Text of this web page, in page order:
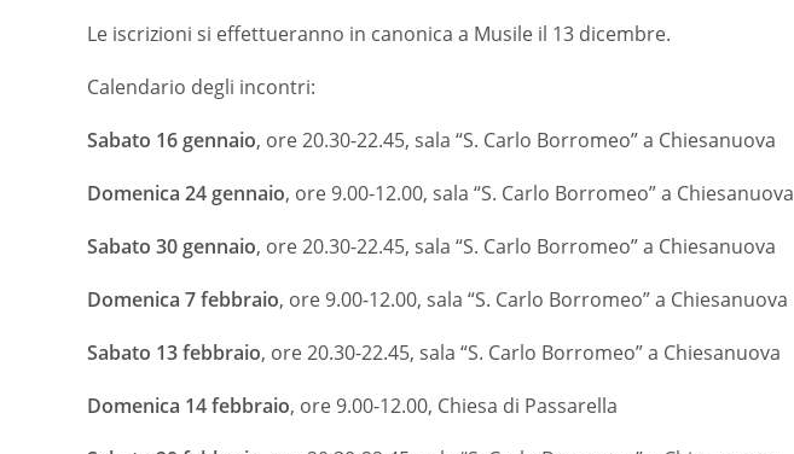
Le iscrizioni si effettueranno in canonica a Musile il 13 dicembre.
Calendario degli incontri:
Sabato 16 gennaio, ore 20.30-22.45, sala “S. Carlo Borromeo” a Chiesanuova
Domenica 24 gennaio, ore 9.00-12.00, sala “S. Carlo Borromeo” a Chiesanuova
Sabato 30 gennaio, ore 20.30-22.45, sala “S. Carlo Borromeo” a Chiesanuova
Domenica 7 febbraio, ore 9.00-12.00, sala “S. Carlo Borromeo” a Chiesanuova
Sabato 13 febbraio, ore 20.30-22.45, sala “S. Carlo Borromeo” a Chiesanuova
Domenica 14 febbraio, ore 9.00-12.00, Chiesa di Passarella